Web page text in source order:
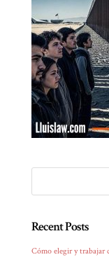
Recent Posts
Cómo elegir y trabajar